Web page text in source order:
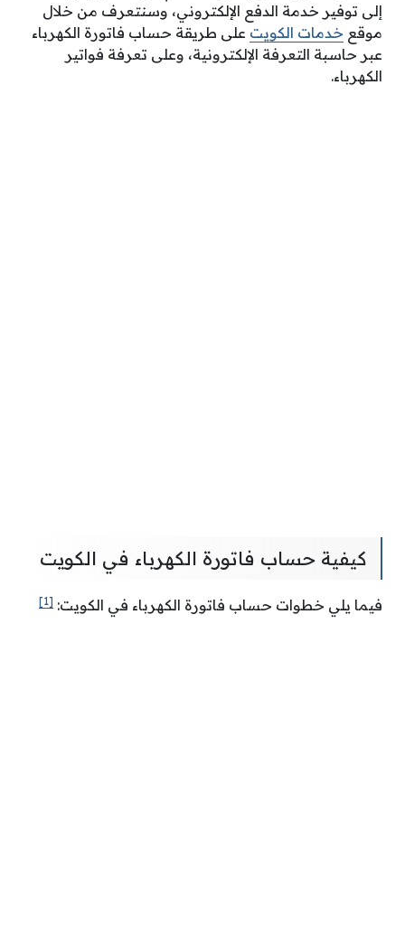
إلى توفير خدمة الدفع الإلكتروني، وسنتعرف من خلال
موقع خدمات الكويت على طريقة حساب فاتورة الكهرباء
عبر حاسبة التعرفة الإلكترونية، وعلى تعرفة فواتير
الكهرباء.
كيفية حساب فاتورة الكهرباء في الكويت
فيما يلي خطوات حساب فاتورة الكهرباء في الكويت: [1]